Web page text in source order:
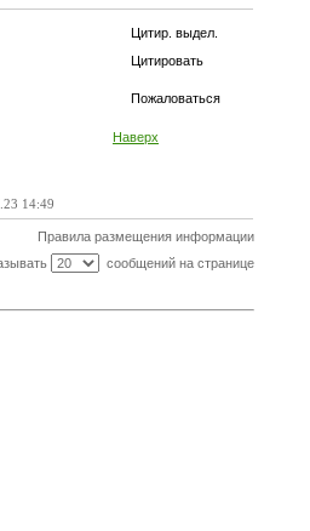
Цитир. выдел.
Цитировать
Пожаловаться
Наверх
14:49
Правила размещения информации
сообщений на странице